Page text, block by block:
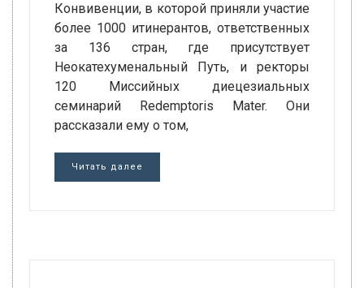
Конвивенции, в которой приняли участие
более 1000 итинерантов, ответственных
за 136 стран, где присутствует
Неокатехуменальный Путь, и ректоры
120 Миссийных диецезиальных
семинарий Redemptoris Mater. Они
рассказали ему о том,
Читать далее